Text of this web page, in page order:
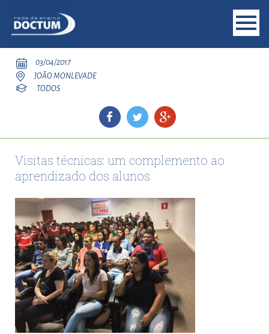
03/04/2017
JOÃO MONLEVADE
TODOS
Visitas técnicas: um complemento ao
aprendizado dos alunos